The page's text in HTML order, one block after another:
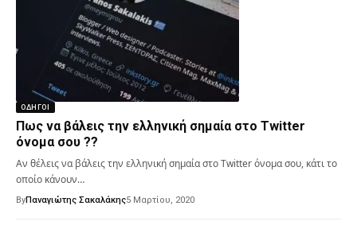
ΟΔΗΓΟΊ
Πως να βάλεις την ελληνική σημαία στο Twitter
όνομα σου ??
Αν θέλεις να βάλεις την ελληνική σημαία στο Twitter όνομα σου, κάτι το
οποίο κάνουν…
ByΠαναγιώτης Σακαλάκης5 Μαρτίου, 2020